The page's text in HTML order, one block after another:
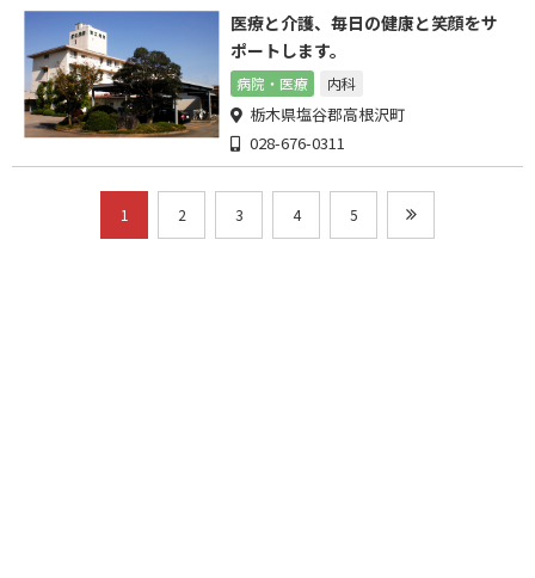
医療と介護、毎日の健康と笑顔をサ
ポートします。
病院・医療 内科
栃木県塩谷郡高根沢町
028-676-0311
1 2 3 4 5